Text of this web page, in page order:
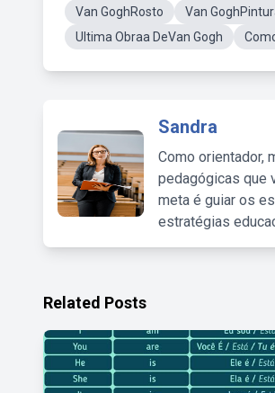
Van GoghRosto
Van
Ultima Obraa DeVan Gogh
Sandra
Como orientador,
pedagógicas que
meta é guiar os
estratégias
Related Posts